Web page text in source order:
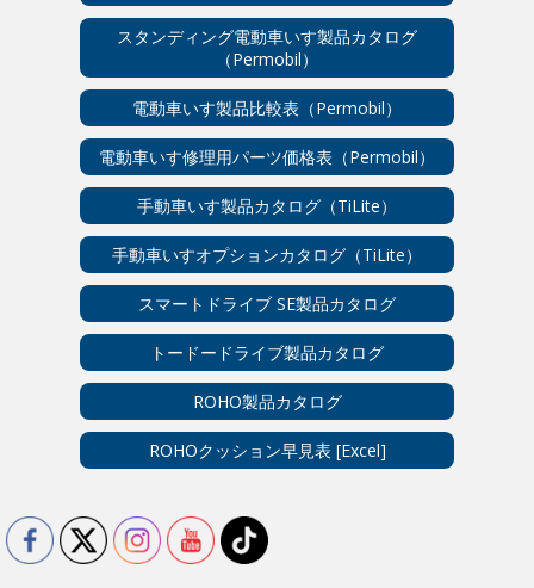
スタンディング電動車いす製品カタログ
（Permobil）
電動車いす製品比較表（Permobil）
電動車いす修理用パーツ価格表（Permobil）
手動車いす製品カタログ（TiLite）
手動車いすオプションカタログ（TiLite）
スマートドライブ SE製品カタログ
トードードライブ製品カタログ
ROHO製品カタログ
ROHOクッション早見表 [Excel]